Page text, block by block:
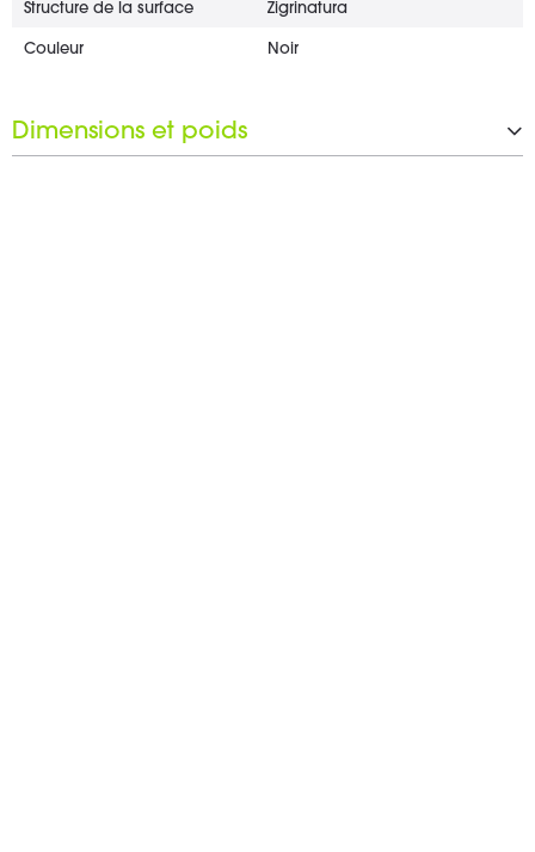
Structure de la surface Zigrinatura
Couleur Noir
Dimensions et poids